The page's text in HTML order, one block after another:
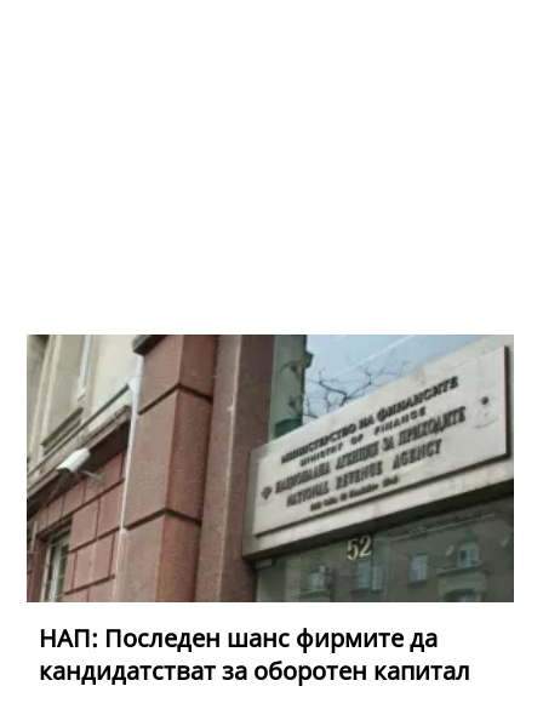
НАП: Последен шанс фирмите да
кандидатстват за оборотен капитал